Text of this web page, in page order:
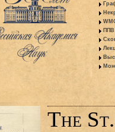
ППВ
The